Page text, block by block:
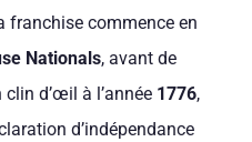
franchise commence en
Nationals, avant de
d’œil à l’année 1776,
d’indépendance